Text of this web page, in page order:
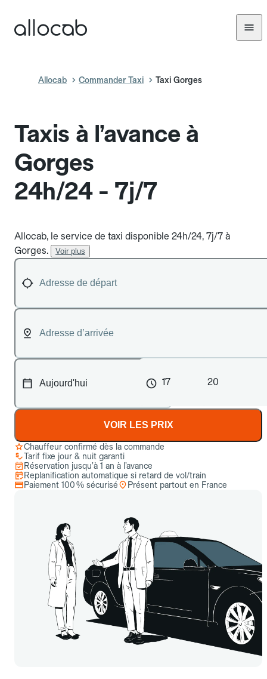
Allocab Commander Taxi Taxi Gorges
Taxis à l’avance à
Gorges
24h/24 - 7j/7
Allocab, le service de taxi disponible 24h/24, 7j/7 à
Gorges.
Voir plus
17 20
VOIR LES PRIX
Chauffeur confirmé dès la commande
Tarif fixe jour & nuit garanti
Réservation jusqu’à 1 an à l’avance
Replanification automatique si retard de vol/train
Paiement 100 % sécurisé
Présent partout en France